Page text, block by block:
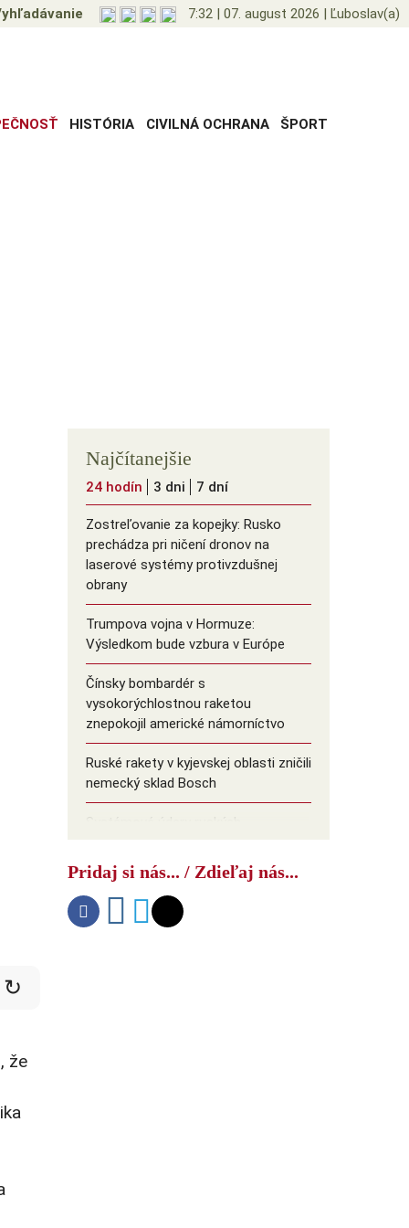
7:32 | 07. august 2026 | Ľuboslav(a)
HISTÓRIA CIVILNÁ OCHRANA ŠPORT
Najčítanejšie
24 hodín 3 dni 7 dní
Zostreľovanie za kopejky: Rusko
prechádza pri ničení dronov na
laserové systémy protivzdušnej
obrany
Trumpova vojna v Hormuze:
Výsledkom bude vzbura v Európe
Čínsky bombardér s
vysokorýchlostnou raketou
znepokojil americké námorníctvo
Ruské rakety v kyjevskej oblasti zničili
nemecký sklad Bosch
Systémové údery ruských
dopravu pri pobreží Odesy
↻
že
Pridaj si nás... / Zdieľaj nás...